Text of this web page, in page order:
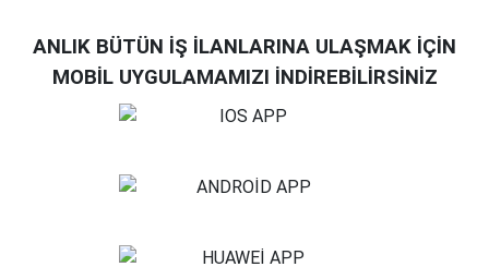
ANLIK BÜTÜN İŞ İLANLARINA ULAŞMAK İÇİN
MOBİL UYGULAMAMIZI İNDİREBİLİRSİNİZ